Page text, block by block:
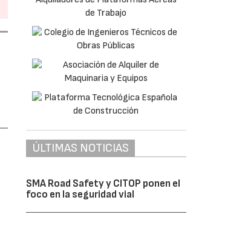
ÚLTIMAS NOTICIAS
SMA Road Safety y CITOP ponen el
foco en la seguridad vial